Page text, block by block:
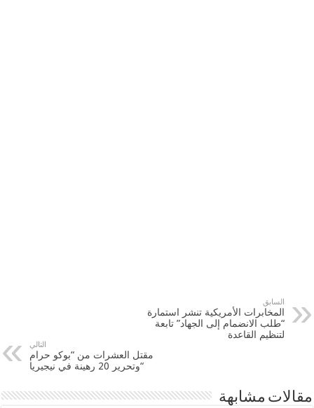
السابق
المخابرات الأمريكية تنشر استمارة
“طلب الانضمام إلى الجهاد” تابعة
لتنظيم القاعدة
التالي
مقتل العشرات من “بوكو حرام
“وتحرير 20 رهينة في نيجيريا
مقالات مشابهة